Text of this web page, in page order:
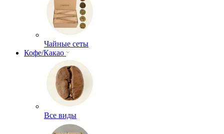
Чайные сеты
Кофе/Какао
Все виды